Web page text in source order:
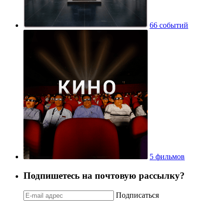
66 событий
5 фильмов
Подпишетесь на почтовую рассылку?
Подписаться